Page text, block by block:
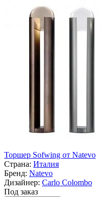
Торшер Sofwing от Natevo
Страна: Италия
Бренд: Natevo
Дизайнер: Carlo Colombo
Под заказ